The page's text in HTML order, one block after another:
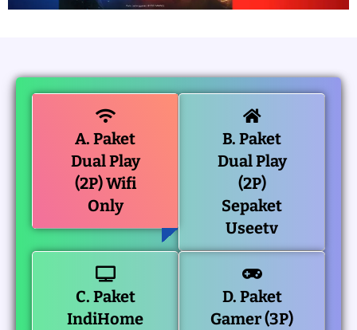
A. Paket
Dual Play
(2P) Wifi
Only
B. Paket
Dual Play
(2P)
Sepaket
Useetv
C. Paket
IndiHome
D. Paket
Gamer (3P)